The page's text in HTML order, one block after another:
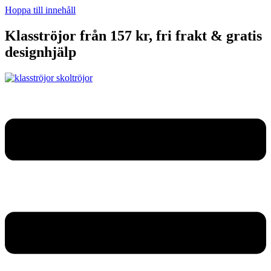
Hoppa till innehåll
Klasströjor från 157 kr, fri frakt & gratis
designhjälp